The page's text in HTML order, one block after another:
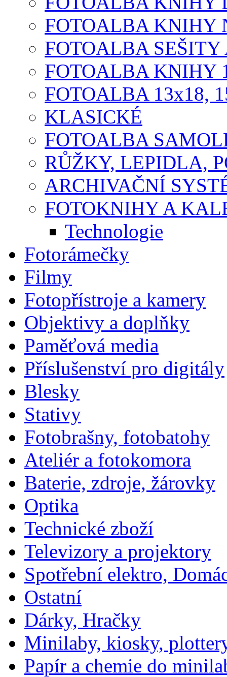
FOTOALBA KNIHY
FOTOALBA SEŠITY
FOTOALBA KNIHY
FOTOALBA 13x18,
KLASICKÉ
FOTOALBA
RŮŽKY, LEPIDLA,
ARCHIVAČNÍ
FOTOKNIHY A
Technologie
Fotorámečky
Filmy
Fotopřístroje a kamery
Objektivy a doplňky
Paměťová media
Příslušenství pro digitály
Blesky
Stativy
Fotobrašny, fotobatohy
Ateliér a fotokomora
Baterie, zdroje, žárovky
Optika
Technické zboží
Televizory a projektory
Spotřební elektro,
Ostatní
Dárky, Hračky
Minilaby, kiosky,
Papír a chemie do